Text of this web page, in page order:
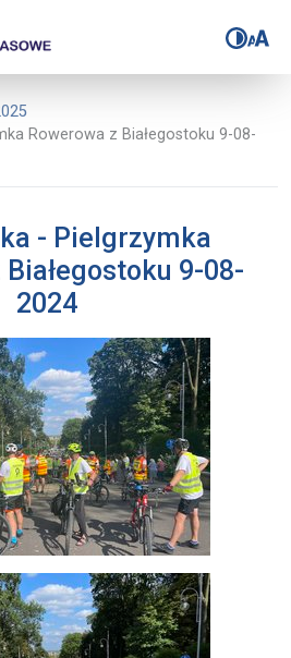
Góry –
Rowerowa z Białegostoku 9-08-
- Pielgrzymka
Białegostoku 9-08-
2024